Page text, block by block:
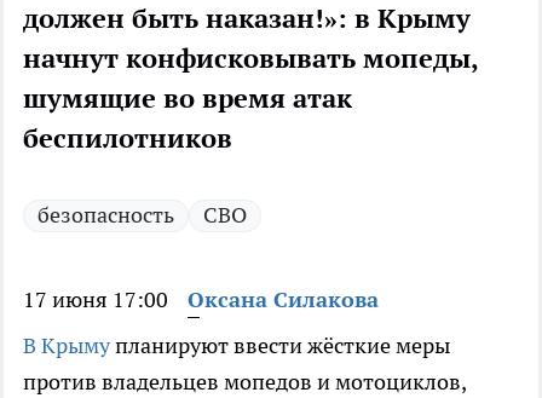
должен быть наказан!»: в Крыму
начнут конфисковывать мопеды,
шумящие во время атак
беспилотников
безопасность СВО
17 июня 17:00
Оксана Силакова
В Крымупланируют ввести жёсткие меры
против владельцев мопедов и мотоциклов,